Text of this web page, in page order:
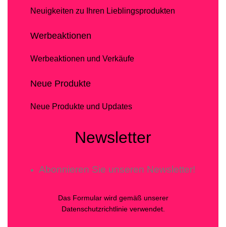
Neuigkeiten zu Ihren Lieblingsprodukten
Werbeaktionen
Werbeaktionen und Verkäufe
Neue Produkte
Neue Produkte und Updates
Newsletter
Abonnieren Sie unseren Newsletter!
Das Formular wird gemäß unserer
Datenschutzrichtlinie verwendet.